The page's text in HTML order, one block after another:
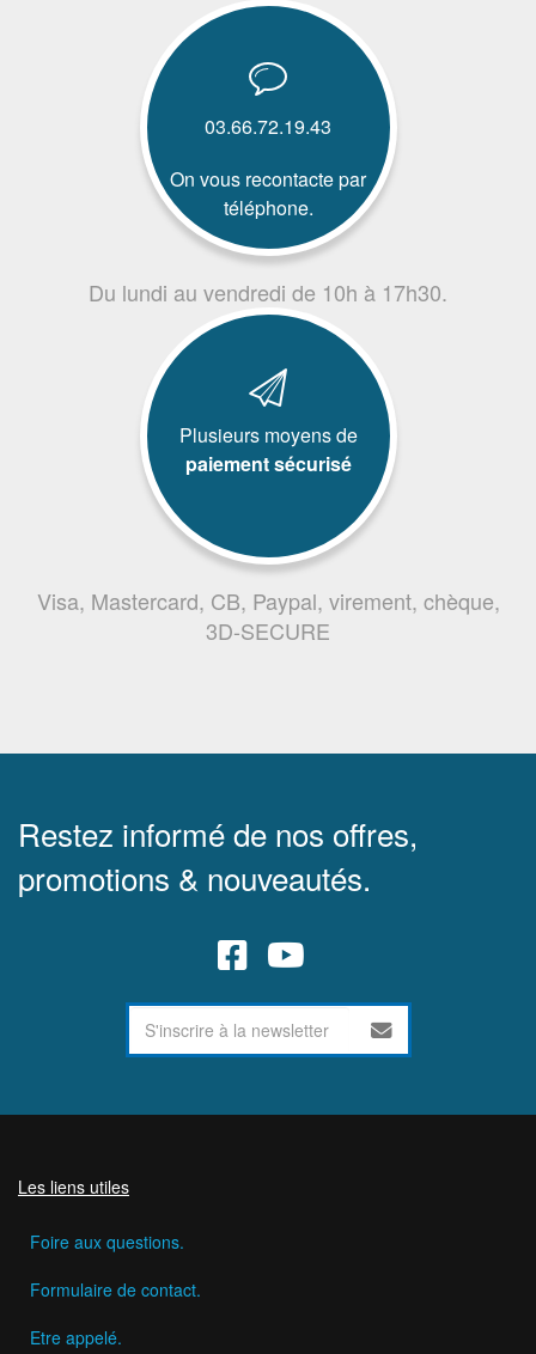
03.66.72.19.43
On vous recontacte par
téléphone.
Du lundi au vendredi de 10h à 17h30.
Plusieurs moyens de
paiement sécurisé
Visa, Mastercard, CB, Paypal, virement, chèque,
3D-SECURE
Restez informé de nos offres,
promotions & nouveautés.
Les liens utiles
Foire aux questions.
Formulaire de contact.
Etre appelé.